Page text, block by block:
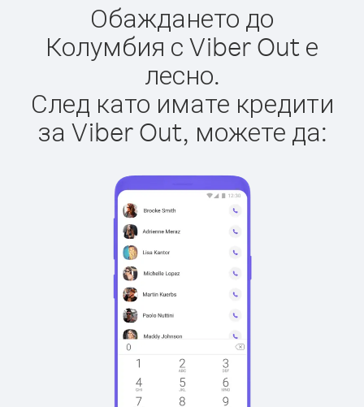
Обаждането до
Колумбия с Viber Out е
лесно.
След като имате кредити
за Viber Out, можете да: